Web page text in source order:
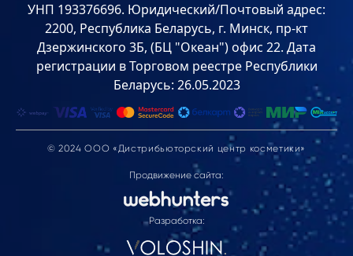
УНП 193376696. Юридический/Почтовый адрес:
2200, Республика Беларусь, г. Минск, пр-кт
Дзержинского 3Б, (БЦ "Океан") офис 22. Дата
регистрации в Торговом реестре Республики
Беларусь: 26.05.2023
© 2024 ООО «Дистрибьюторский центр косметики»
Продвижение сайта:
Разработка: